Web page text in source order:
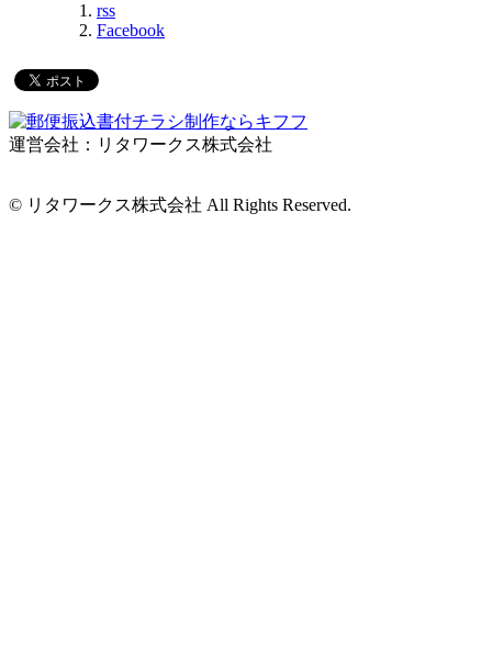
rss
Facebook
運営会社：リタワークス株式会社
© リタワークス株式会社 All Rights Reserved.